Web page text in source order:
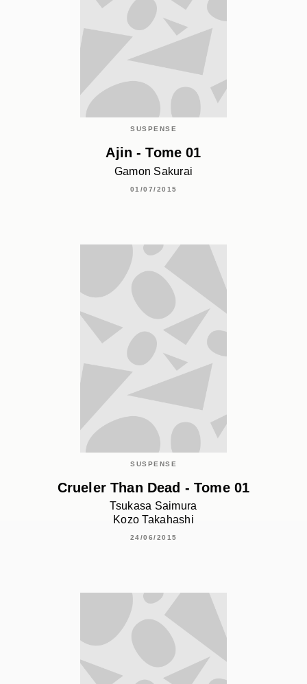
SUSPENSE
Ajin - Tome 01
Gamon Sakurai
01/07/2015
SUSPENSE
Crueler Than Dead - Tome 01
Tsukasa Saimura
Kozo Takahashi
24/06/2015